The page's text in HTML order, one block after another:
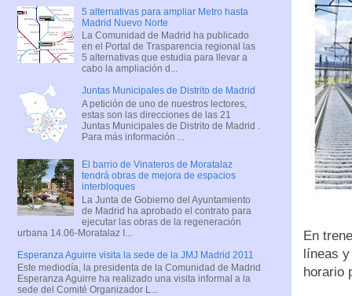
En
líneas
horario
5 alternativas para ampliar Metro hasta
Madrid Nuevo Norte
La Comunidad de Madrid ha publicado
en el Portal de Trasparencia regional las
5 alternativas que estudia para llevar a
cabo la ampliación d...
Juntas Municipales de Distrito de Madrid
A petición de uno de nuestros lectores,
estas son las direcciones de las 21
Juntas Municipales de Distrito de Madrid .
Para más información ...
El barrio de Vinateros de Moratalaz
tendrá obras de mejora de espacios
interbloques
La Junta de Gobierno del Ayuntamiento
de Madrid ha aprobado el contrato para
ejecutar las obras de la regeneración
urbana 14.06-Moratalaz I...
Esperanza Aguirre visita la sede de la JMJ Madrid 2011
Este mediodía, la presidenta de la Comunidad de Madrid
Esperanza Aguirre ha realizado una visita informal a la
sede del Comité Organizador L...